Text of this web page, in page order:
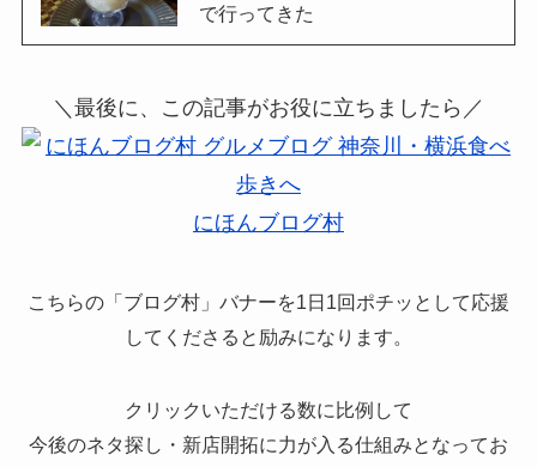
で行ってきた
＼最後に、この記事がお役に立ちましたら／
にほんブログ村
こちらの「ブログ村」バナーを1日1回ポチッとして応援
してくださると励みになります。
クリックいただける数に比例して
今後のネタ探し・新店開拓に力が入る仕組みとなってお